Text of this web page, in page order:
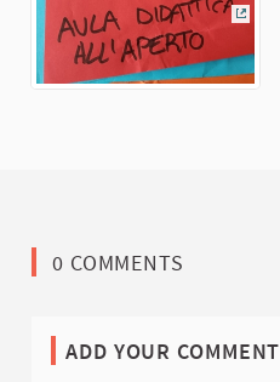
0 COMMENTS
ADD YOUR COMMENT